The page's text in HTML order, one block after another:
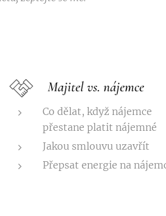
Majitel vs. nájemce
Co dělat, když nájemce
přestane platit nájemné
Jakou smlouvu uzavřít
Přepsat energie na